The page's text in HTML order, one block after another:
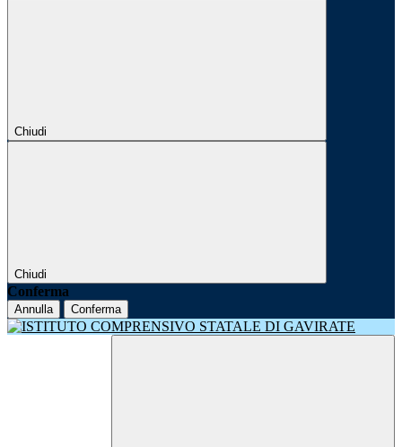
Chiudi
Chiudi
Conferma
Annulla Conferma